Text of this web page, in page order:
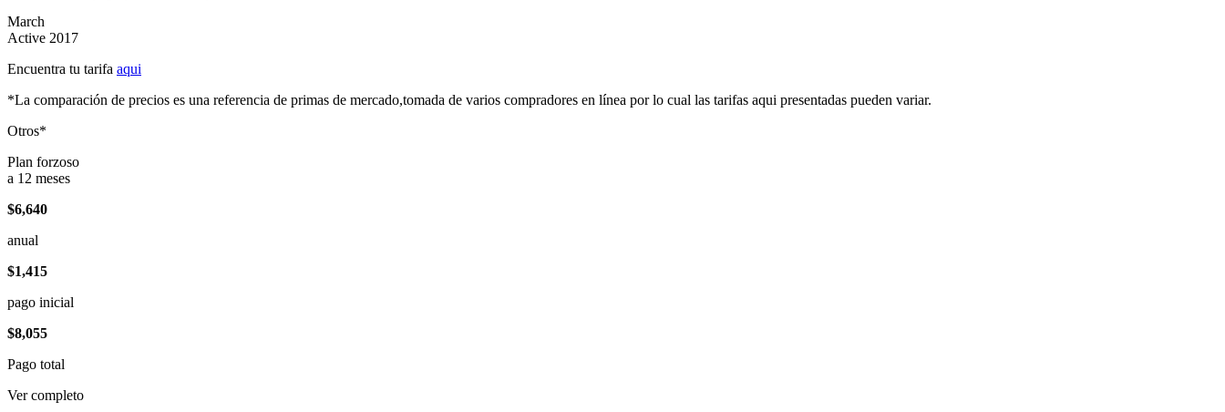
March
Active 2017
Encuentra tu tarifa aqui
*La comparación de precios es una referencia de primas de mercado,tomada de varios compradores en línea por lo cual las tarifas aqui presentadas pueden variar.
Otros*
Plan forzoso
a 12 meses
$6,640
anual
$1,415
pago inicial
$8,055
Pago total
Ver completo